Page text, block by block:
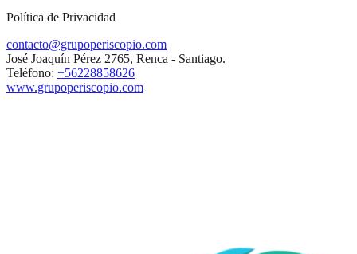
Política de Privacidad
contacto@grupoperiscopio.com
José Joaquín Pérez 2765, Renca - Santiago.
Teléfono: +56228858626
www.grupoperiscopio.com